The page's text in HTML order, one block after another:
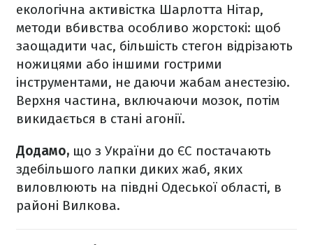
екологічна активістка Шарлотта Нітар,
методи вбивства особливо жорстокі: щоб
заощадити час, більшість стегон відрізають
ножицями або іншими гострими
інструментами, не даючи жабам анестезію.
Верхня частина, включаючи мозок, потім
викидається в стані агонії.
Додамо, що з України до ЄС постачають
здебільшого лапки диких жаб, яких
виловлюють на півдні Одеської області, в
районі Вилкова.